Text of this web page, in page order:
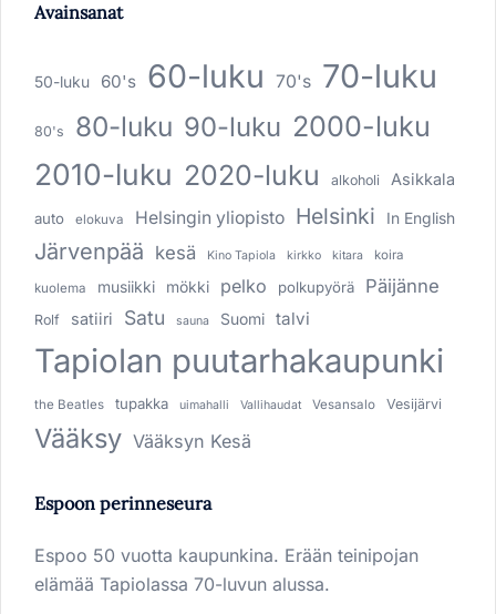
Avainsanat
50-luku 60's 60-luku 70's 70-luku
80's 80-luku 90-luku 2000-luku
2010-luku 2020-luku alkoholi Asikkala
auto elokuva Helsingin yliopisto Helsinki In English
Järvenpää kesä Kino Tapiola kirkko kitara koira
kuolema musiikki mökki pelko polkupyörä Päijänne
Rolf satiiri Satu sauna Suomi talvi
Tapiolan puutarhakaupunki
the Beatles tupakka uimahalli Vallihaudat Vesansalo Vesijärvi
Vääksy Vääksyn Kesä
Espoon perinneseura
Espoo 50 vuotta kaupunkina. Erään teinipojan
elämää Tapiolassa 70-luvun alussa.